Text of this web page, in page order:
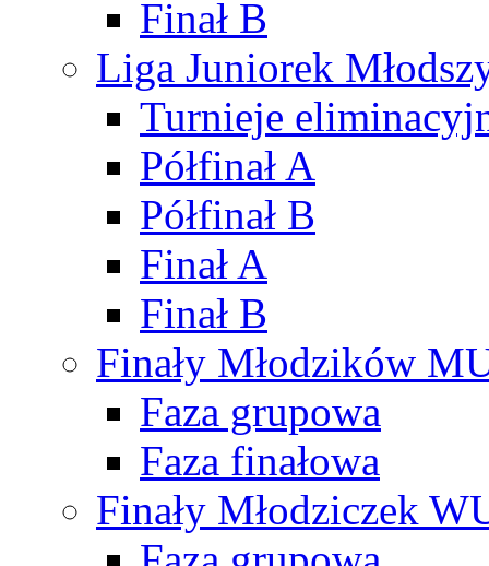
Finał B
Liga Juniorek
Turnieje
Półfinał A
Półfinał B
Finał A
Finał B
Finały Młodzików
Faza grupowa
Faza finałowa
Finały Młodziczek